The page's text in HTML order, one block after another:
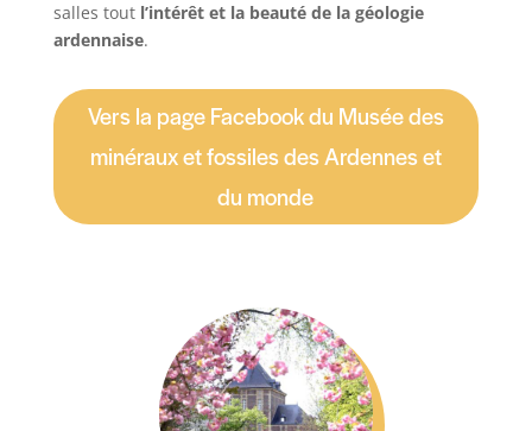
salles tout l’intérêt et la beauté de la géologie
ardennaise.
Vers la page Facebook du Musée des
minéraux et fossiles des Ardennes et
du monde